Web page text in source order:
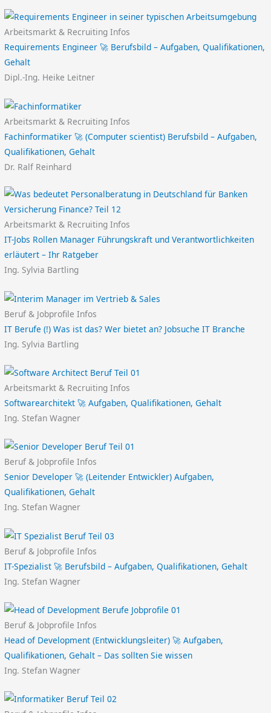
Arbeitsmarkt & Recruiting Infos
Requirements Engineer 🚀 Berufsbild – Aufgaben, Qualifikationen,
Gehalt
Dipl.-Ing. Heike Leitner
Arbeitsmarkt & Recruiting Infos
Fachinformatiker 🚀 (Computer scientist) Berufsbild – Aufgaben,
Qualifikationen, Gehalt
Dr. Ralf Reinhard
Arbeitsmarkt & Recruiting Infos
IT-Jobs Rollen Manager Führungskraft und Verantwortlichkeiten
erläutert – Ihr Ratgeber
Ing. Sylvia Bartling
Beruf & Jobprofile Infos
IT Berufe (!) Was ist das? Wer bietet an? Jobsuche IT Branche
Ing. Sylvia Bartling
Arbeitsmarkt & Recruiting Infos
Softwarearchitekt 🚀 Aufgaben, Qualifikationen, Gehalt
Ing. Stefan Wagner
Beruf & Jobprofile Infos
Senior Developer 🚀 (Leitender Entwickler) Aufgaben,
Qualifikationen, Gehalt
Ing. Stefan Wagner
Beruf & Jobprofile Infos
IT-Spezialist 🚀 Berufsbild – Aufgaben, Qualifikationen, Gehalt
Ing. Stefan Wagner
Beruf & Jobprofile Infos
Head of Development (Entwicklungsleiter) 🚀 Aufgaben,
Qualifikationen, Gehalt – Das sollten Sie wissen
Ing. Stefan Wagner